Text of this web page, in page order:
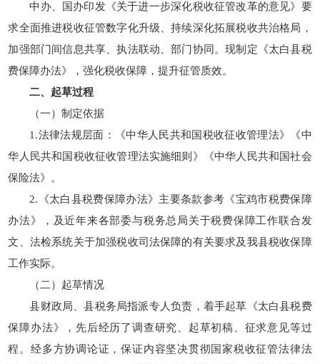
中办、国办印发《关于进一步深化税收征管改革的意见》要
求全面推进税收征管数字化升级、持续深化拓展税收共治格局，
加强部门间信息共享、执法联动、部门协同。现制定《太白县税
费保障办法》，强化税收保障，提升征管质效。
二、起草过程
（一）制定依据
1.法律法规层面：《中华人民共和国税收征收管理法》《中
华人民共和国税收征收管理法实施细则》《中华人民共和国社会
保险法》。
2.《太白县税费保障办法》主要条款参考《宝鸡市税费保障
办法》，及近年来各部委与税务总局关于税费保障工作联合发
文、法检系统关于加强税收司法保障的有关要求及我县税收保障
工作实际。
（二）起草情况
县财政局、县税务局指派专人负责，着手起草《太白县税费
保障办法》，先后经历了调查研究、起草初稿、征求意见等过
程。经多方协调论证，保证内容坚决贯彻国家税收征管法律法